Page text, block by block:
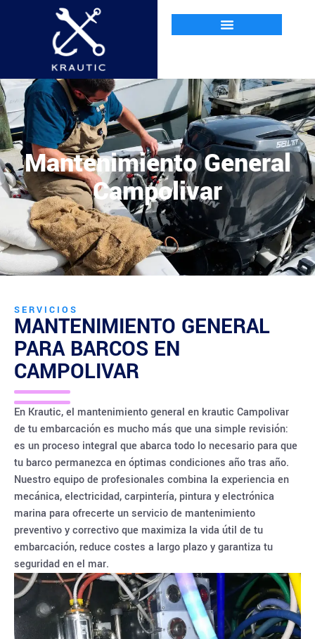
Mantenimiento General
Campolivar
SERVICIOS
MANTENIMIENTO GENERAL
PARA BARCOS EN
CAMPOLIVAR
En Krautic, el mantenimiento general en krautic Campolivar
de tu embarcación es mucho más que una simple revisión:
es un proceso integral que abarca todo lo necesario para que
tu barco permanezca en óptimas condiciones año tras año.
Nuestro equipo de profesionales combina la experiencia en
mecánica, electricidad, carpintería, pintura y electrónica
marina para ofrecerte un servicio de mantenimiento
preventivo y correctivo que maximiza la vida útil de tu
embarcación, reduce costes a largo plazo y garantiza tu
seguridad en el mar.